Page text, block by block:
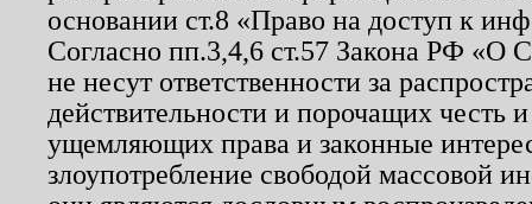
основании ст.8 «Право на доступ к
Согласно пп.3,4,6 ст.57 Закона РФ «О
не несут ответственности за
действительности и порочащих честь
ущемляющих права и законные
злоупотребление свободой массовой